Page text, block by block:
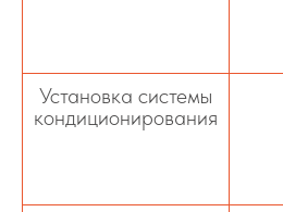
Установка системы
кондиционирования